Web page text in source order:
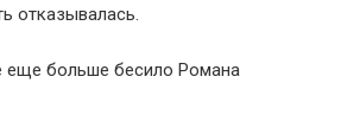
отказывалась.
еще больше бесило Романа